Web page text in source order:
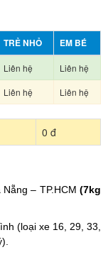
TRẺ NHỎ EM BÉ
Liên hệ
Liên hệ
Liên hệ Liên hệ
0 đ
– TP.HCM (7kg
(loại xe 16, 29, 33,